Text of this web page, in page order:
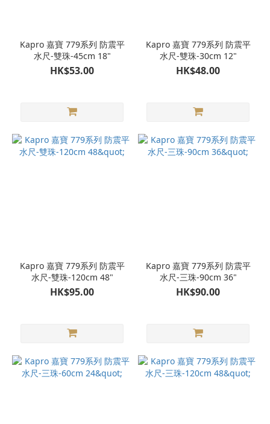
Kapro 嘉寶 779系列 防震平
水尺-雙珠-45cm 18"
HK$53.00
Kapro 嘉寶 779系列 防震平
水尺-雙珠-30cm 12"
HK$48.00
Kapro 嘉寶 779系列 防震平
水尺-雙珠-120cm 48"
HK$95.00
Kapro 嘉寶 779系列 防震平
水尺-三珠-90cm 36"
HK$90.00